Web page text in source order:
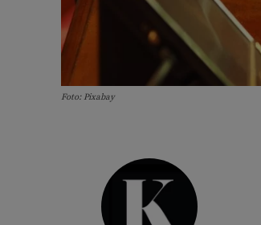
Foto: Pixabay